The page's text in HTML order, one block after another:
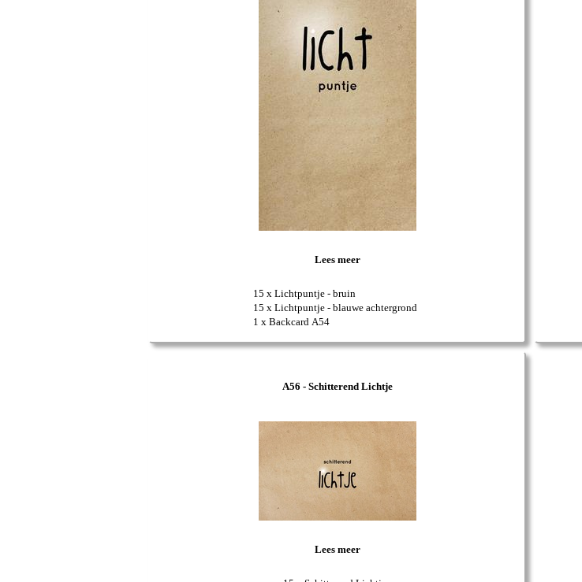
Lees meer
15 x Lichtpuntje - bruin
15 x Lichtpuntje - blauwe achtergrond
1 x Backcard A54
A56 - Schitterend Lichtje
Lees meer